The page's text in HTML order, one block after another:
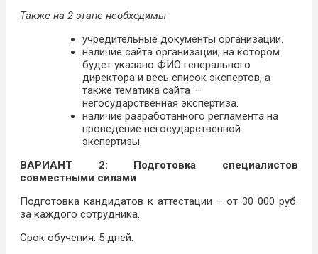
Также на 2 этапе необходимы
учредительные документы организации.
наличие сайта организации, на котором
будет указано ФИО генерального
директора и весь список экспертов, а
также тематика сайта —
негосударственная экспертиза.
наличие разработанного регламента на
проведение негосударственной
экспертизы.
ВАРИАНТ 2: Подготовка специалистов
совместными силами
Подготовка кандидатов к аттестации – от 30 000 руб.
за каждого сотрудника.
Срок обучения: 5 дней.